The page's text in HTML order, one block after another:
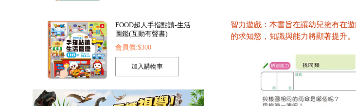
智力遊戲：本書旨在讓幼兒擁有在
的求知慾，知識與能力將顯著提升。